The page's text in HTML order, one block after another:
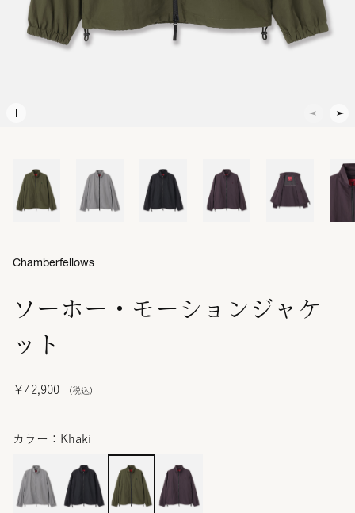
ソーホー・モーションジャケ
ット
￥42,900
Chamberfellows
カラー：Khaki